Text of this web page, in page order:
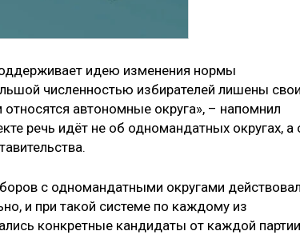
идею изменения нормы
численностью избирателей лишены
автономные округа», – напомнил
речь идёт не об одномандатных округах, а
с одномандатными округами
и при такой системе по каждому из
конкретные кандидаты от каждой